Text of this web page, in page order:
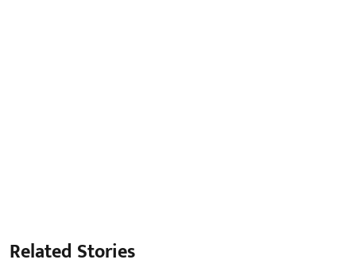
Related Stories